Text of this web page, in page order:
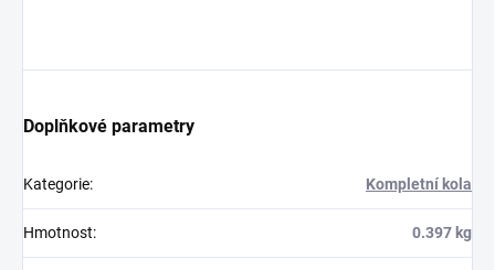
Doplňkové parametry
Kategorie: Kompletní kola
Hmotnost: 0.397 kg